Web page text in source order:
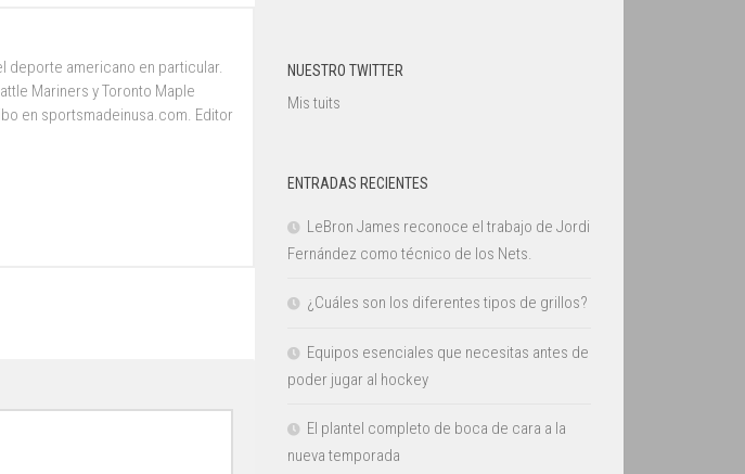
deporte americano en particular.
Mariners y Toronto Maple
en sportsmadeinusa.com. Editor
NUESTRO TWITTER
Mis tuits
ENTRADAS RECIENTES
LeBron James reconoce el trabajo de Jordi
Fernández como técnico de los Nets.
¿Cuáles son los diferentes tipos de grillos?
Equipos esenciales que necesitas antes de
poder jugar al hockey
El plantel completo de boca de cara a la
nueva temporada